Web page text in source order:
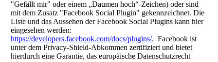
"Gefällt mir" oder einem „Daumen hoch“-Zeichen) oder sind
mit dem Zusatz "Facebook Social Plugin" gekennzeichnet. Die
Liste und das Aussehen der Facebook Social Plugins kann hier
eingesehen werden:
https://developers.facebook.com/docs/plugins/. Facebook ist
unter dem Privacy-Shield-Abkommen zertifiziert und bietet
hierdurch eine Garantie, das europäische Datenschutzrecht